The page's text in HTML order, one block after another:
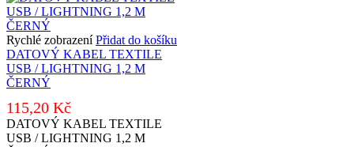
Rychlé zobrazení Přidat do košíku
DATOVÝ KABEL TEXTILE
USB / LIGHTNING 1,2 M
ČERNÝ
115,20 Kč
DATOVÝ KABEL TEXTILE
USB / LIGHTNING 1,2 M